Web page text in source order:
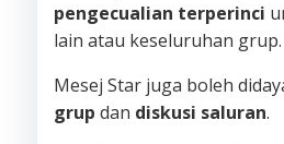
pengecualian terperinci
lain atau keseluruhan grup.
Mesej Star juga boleh
grup dan diskusi saluran.